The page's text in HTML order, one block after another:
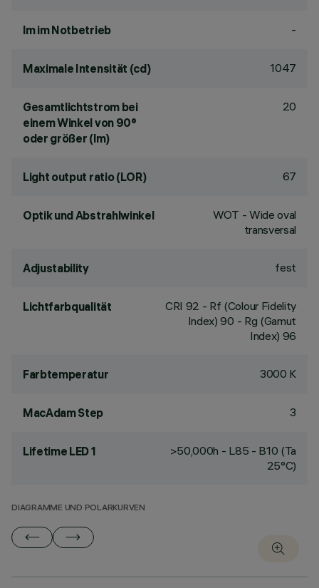
lm im Notbetrieb -
Maximale Intensität (cd) 1047
Gesamtlichtstrom bei
einem Winkel von 90°
oder größer (lm)
20
Light output ratio (LOR) 67
Optik und Abstrahlwinkel
WOT - Wide oval
transversal
Adjustability fest
Lichtfarbqualität CRI 92 - Rf (Colour Fidelity
Index) 90 - Rg (Gamut
Index) 96
Farbtemperatur 3000 K
MacAdam Step 3
Lifetime LED 1
>50,000h - L85 - B10 (Ta
25°C)
DIAGRAMME UND POLARKURVEN